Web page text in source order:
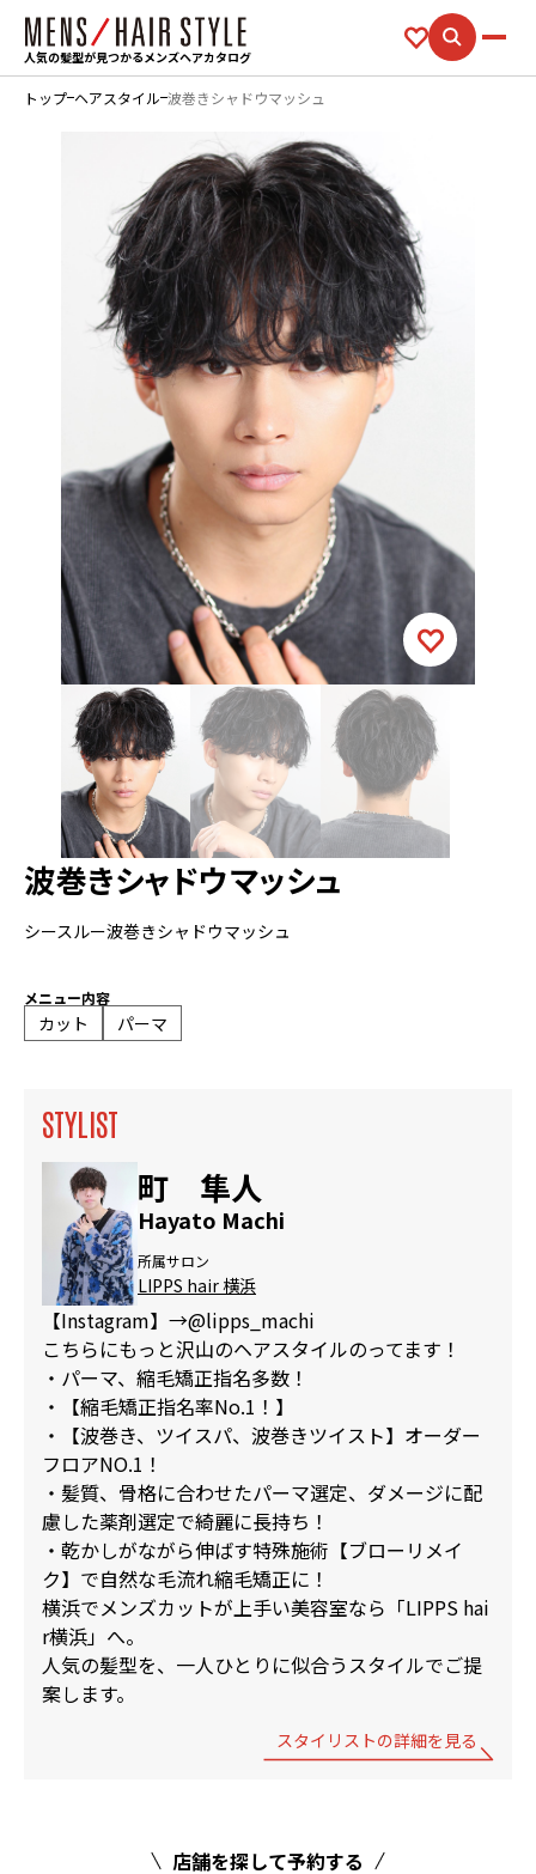
人気の髪型が見つかるメンズヘアカタログ
トップ ヘアスタイル 波巻きシャドウマッシュ
波巻きシャドウマッシュ
シースルー波巻きシャドウマッシュ
メニュー内容
カット パーマ
STYLIST
町 隼人
Hayato Machi
所属サロン
LIPPS hair 横浜
【Instagram】→@lipps_machi
こちらにもっと沢山のヘアスタイルのってます！
・パーマ、縮毛矯正指名多数！
・【縮毛矯正指名率No.1！】
・【波巻き、ツイスパ、波巻きツイスト】オーダー
フロアNO.1！
・髪質、骨格に合わせたパーマ選定、ダメージに配
慮した薬剤選定で綺麗に長持ち！
・乾かしがながら伸ばす特殊施術【ブローリメイ
ク】で自然な毛流れ縮毛矯正に！
横浜でメンズカットが上手い美容室なら「LIPPS hai
r横浜」へ。
人気の髪型を、一人ひとりに似合うスタイルでご提
案します。
スタイリストの詳細を見る
店舗を探して予約する